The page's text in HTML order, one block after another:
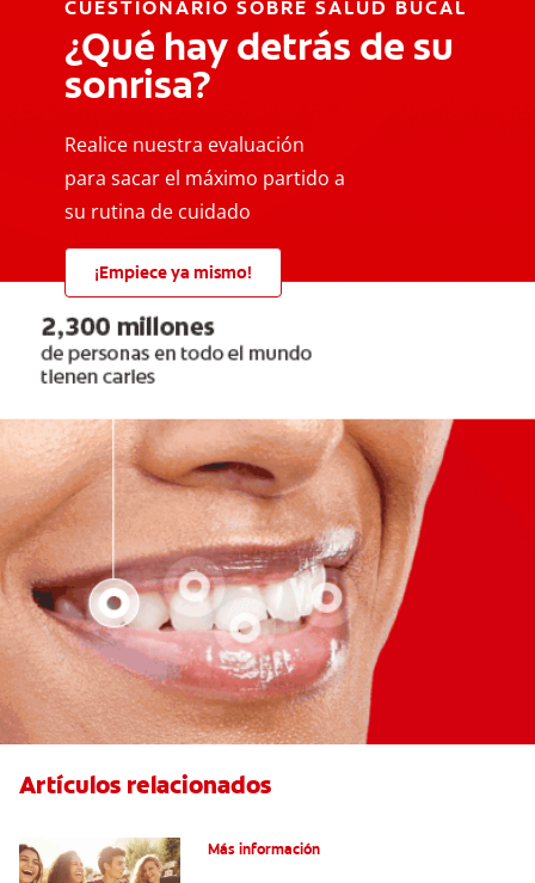
CUESTIONARIO SOBRE SALUD BUCAL
¿Qué hay detrás de su
sonrisa?
Realice nuestra evaluación
para sacar el máximo partido a
su rutina de cuidado
¡Empiece ya mismo!
Artículos relacionados
Más información